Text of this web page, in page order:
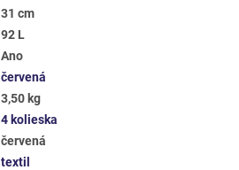
31 cm
92 L
Ano
červená
3,50 kg
4 kolieska
červená
textil